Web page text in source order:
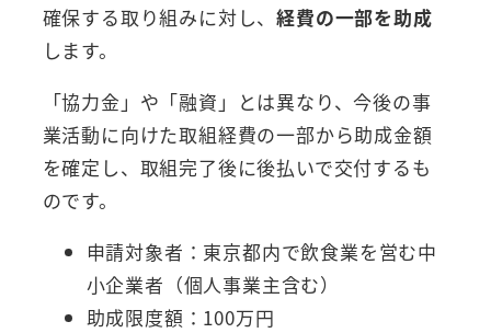
確保する取り組みに対し、経費の一部を助成
します。
「協力金」や「融資」とは異なり、今後の事
業活動に向けた取組経費の一部から助成金額
を確定し、取組完了後に後払いで交付するも
のです。
申請対象者：東京都内で飲食業を営む中
小企業者（個人事業主含む）
助成限度額：100万円